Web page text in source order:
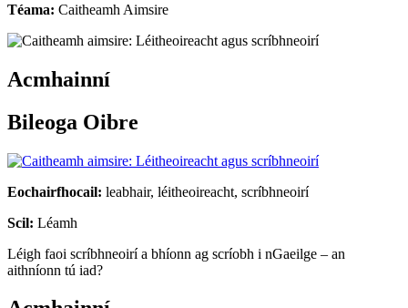
Téama: Caitheamh Aimsire
Acmhainní
Bileoga Oibre
Eochairfhocail: leabhair, léitheoireacht, scríbhneoirí
Scil: Léamh
Léigh faoi scríbhneoirí a bhíonn ag scríobh i nGaeilge – an
aithníonn tú iad?